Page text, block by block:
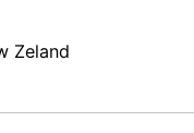
Zeland